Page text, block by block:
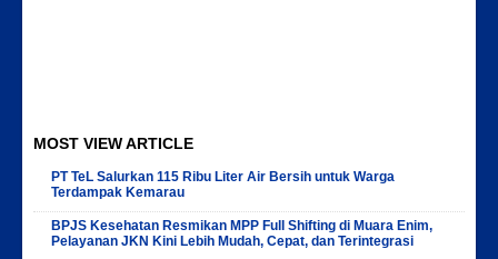
MOST VIEW ARTICLE
PT TeL Salurkan 115 Ribu Liter Air Bersih untuk Warga
Terdampak Kemarau
BPJS Kesehatan Resmikan MPP Full Shifting di Muara Enim,
Pelayanan JKN Kini Lebih Mudah, Cepat, dan Terintegrasi